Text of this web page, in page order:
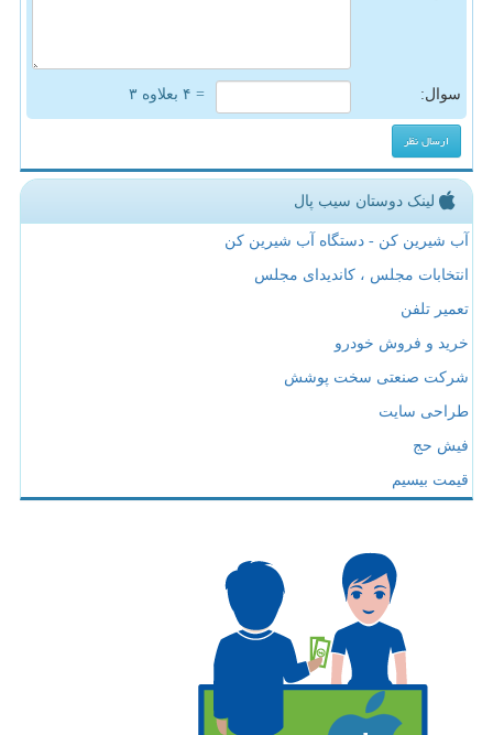
سوال: = ۴ بعلاوه ۳
لینک دوستان سیب پال
آب شیرین کن - دستگاه آب شیرین کن
انتخابات مجلس ، کاندیدای مجلس
تعمیر تلفن
خرید و فروش خودرو
شرکت صنعتی سخت پوشش
طراحی سایت
فیش حج
قیمت بیسیم